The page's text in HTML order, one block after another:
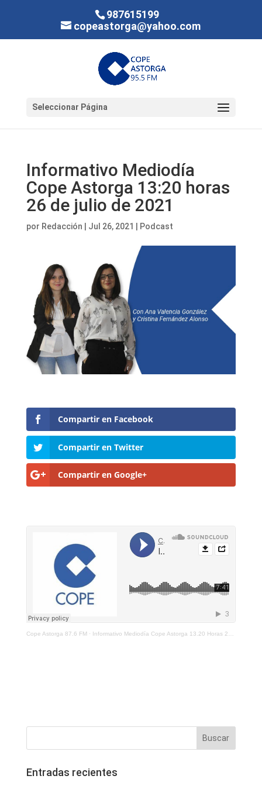
987615199
copeastorga@yahoo.com
Seleccionar Página
Informativo Mediodía
Cope Astorga 13:20 horas
26 de julio de 2021
por Redacción Jul 26, 2021 Podcast
Compartir en Facebook
Compartir en Twitter
Compartir en Google+
Cope Astorga 87.6 FM· Informativo Mediodía Cope Astorga 13.20 Horas 26 De Julio 2021
Entradas recientes